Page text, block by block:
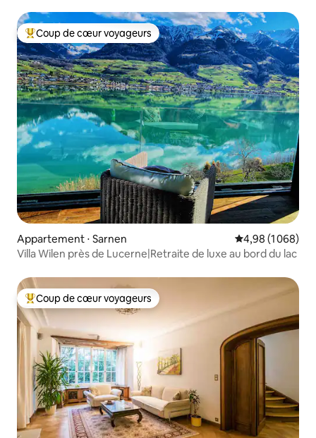
Coups de cœur voyageurs les plus appréciés
Coup de cœur voyageurs
Appartement ⋅ Sarnen Évaluation
4,98 (1 068)
Villa Wilen près de Lucerne|Retraite de luxe au bord du lac
Coups de cœur voyageurs les plus appréciés
Coup de cœur voyageurs